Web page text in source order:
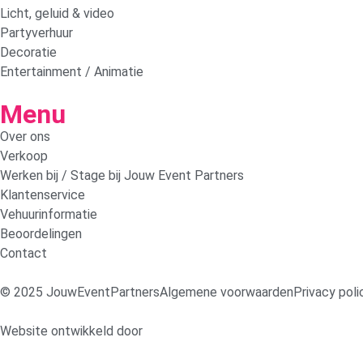
Licht, geluid & video
Partyverhuur
Decoratie
Entertainment / Animatie
Menu
Over ons
Verkoop
Werken bij / Stage bij Jouw Event Partners
Klantenservice
Vehuurinformatie
Beoordelingen
Contact
© 2025 JouwEventPartnersAlgemene voorwaarden Privacy
Website ontwikkeld door